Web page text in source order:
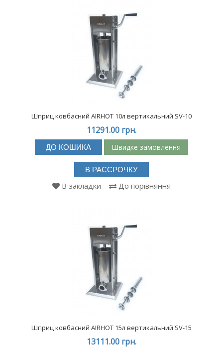
Шприц ковбасний AIRHOT 10л вертикальний SV-10
11291.00 грн.
ДО КОШИКА Швидке замовлення
В РАССРОЧКУ
В закладки До порівняння
Шприц ковбасний AIRHOT 15л вертикальний SV-15
13111.00 грн.